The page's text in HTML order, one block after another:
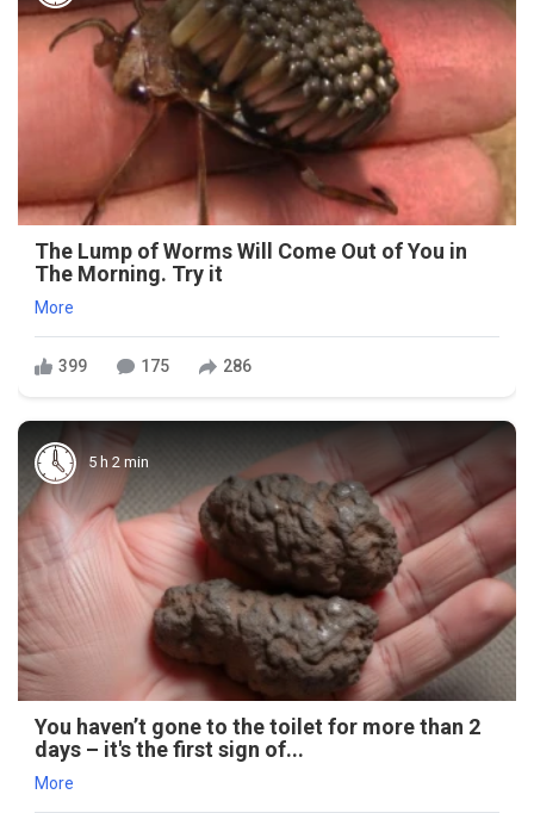
The Lump of Worms Will Come Out of You in
The Morning. Try it
More
399 175 286
5 h 2 min
You haven’t gone to the toilet for more than 2
days – it's the first sign of...
More